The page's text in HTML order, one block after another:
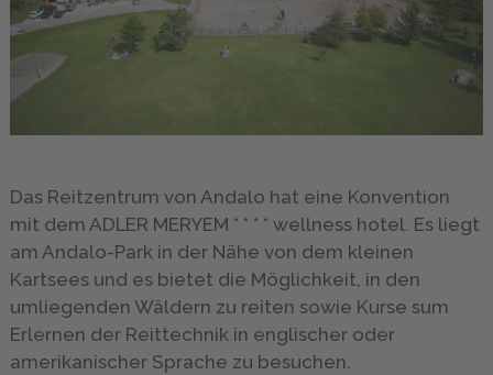
INFO
ANFRAGE
Das Reitzentrum von Andalo hat eine Konvention
mit dem ADLER MERYEM * * * * wellness hotel. Es liegt
am Andalo-Park in der Nähe von dem kleinen
Kartsees und es bietet die Möglichkeit, in den
umliegenden Wäldern zu reiten sowie Kurse sum
Erlernen der Reittechnik in englischer oder
amerikanischer Sprache zu besuchen.